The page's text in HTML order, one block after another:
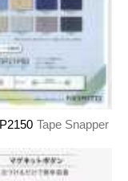
Tape Snapper